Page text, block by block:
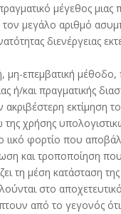
μέγεθος μιας
τον μεγάλο αριθμό
μη-επεμβατική
ή/και πραγματικής
ακριβέστερη
χρήσης
ιικό φορτίο που
και τροποποίηση
τη μέση κατάσταση
στο
από το γεγονός